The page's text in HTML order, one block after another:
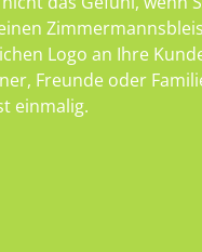
Logo an Ihre
Freunde oder
einmalig.